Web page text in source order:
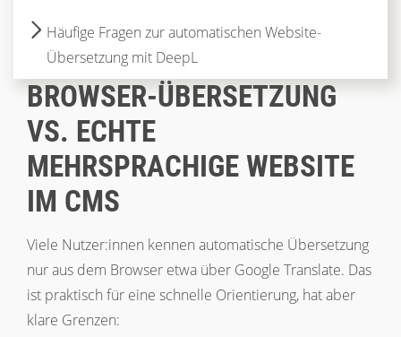
Häufige Fragen zur automatischen Website-
Übersetzung mit DeepL
BROWSER-ÜBERSETZUNG
VS. ECHTE
MEHRSPRACHIGE WEBSITE
IM CMS
Viele Nutzer:innen kennen automatische Übersetzung
nur aus dem Browser etwa über Google Translate. Das
ist praktisch für eine schnelle Orientierung, hat aber
klare Grenzen: